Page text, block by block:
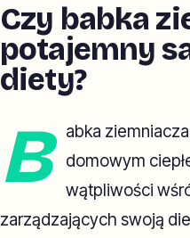
Czy babka
potajemny
diety?
B
abka
domowym
wątpliwości
zarządzających swoją